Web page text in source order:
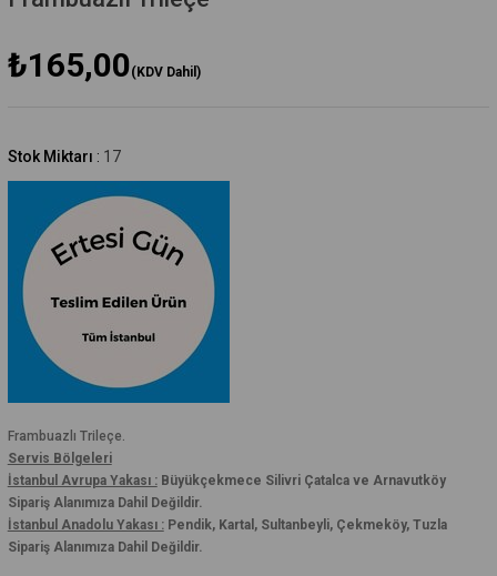
₺165,00(KDV Dahil)
Stok Miktarı : 17
Frambuazlı Trileçe.
Servis Bölgeleri
İstanbul Avrupa Yakası :Büyükçekmece Silivri Çatalca ve Arnavutköy
Sipariş Alanımıza Dahil Değildir.
İstanbul Anadolu Yakası :Pendik, Kartal, Sultanbeyli, Çekmeköy, Tuzla
Sipariş Alanımıza Dahil Değildir.